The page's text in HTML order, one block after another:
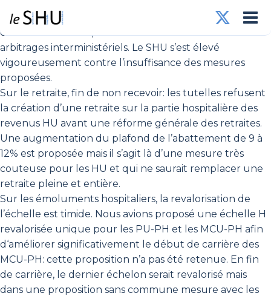
Le groupe de travail « attractivité des carrières HU » a
été réuni ce matin pour la communication des
arbitrages interministériels. Le SHU s’est élevé
vigoureusement contre l’insuffisance des mesures
proposées.
Sur le retraite, fin de non recevoir: les tutelles refusent
la création d’une retraite sur la partie hospitalière des
revenus HU avant une réforme générale des retraites.
Une augmentation du plafond de l’abattement de 9 à
12% est proposée mais il s’agit là d’une mesure très
couteuse pour les HU et qui ne saurait remplacer une
retraite pleine et entière.
Sur les émoluments hospitaliers, la revalorisation de
l’échelle est timide. Nous avions proposé une échelle H
revalorisée unique pour les PU-PH et les MCU-PH afin
d‘améliorer significativement le début de carrière des
MCU-PH: cette proposition n’a pas été retenue. En fin
de carrière, le dernier échelon serait revalorisé mais
dans une proposition sans commune mesure avec les